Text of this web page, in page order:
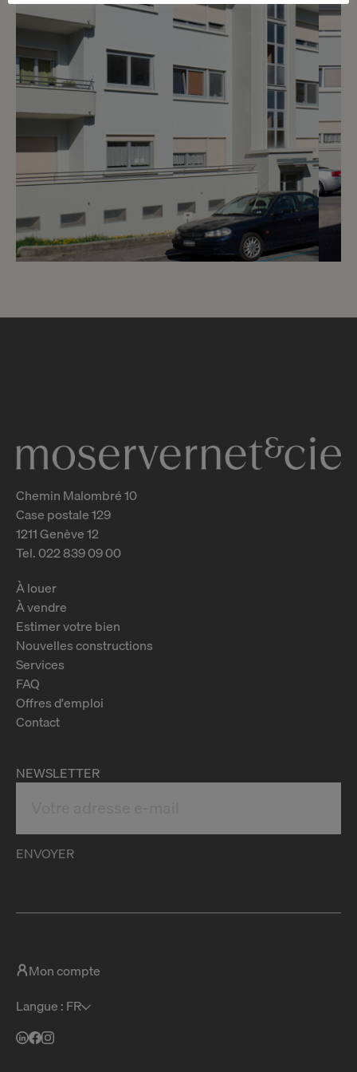
Chemin Malombré 10
Case postale 129
1211 Genève 12
Tel. 022 839 09 00
À louer
À vendre
Estimer votre bien
Nouvelles constructions
Services
FAQ
Offres d'emploi
Contact
NEWSLETTER
ENVOYER
Mon compte
Langue : FR